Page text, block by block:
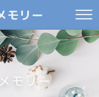
モリー
モリー